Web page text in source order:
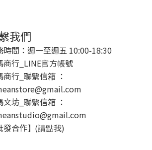
我們
時間：週一至週五 10:00-18:30
商行_LINE官方帳號
商行_聯繫信箱 ：
文坊_聯繫信箱 ：
發合作】(請點我)